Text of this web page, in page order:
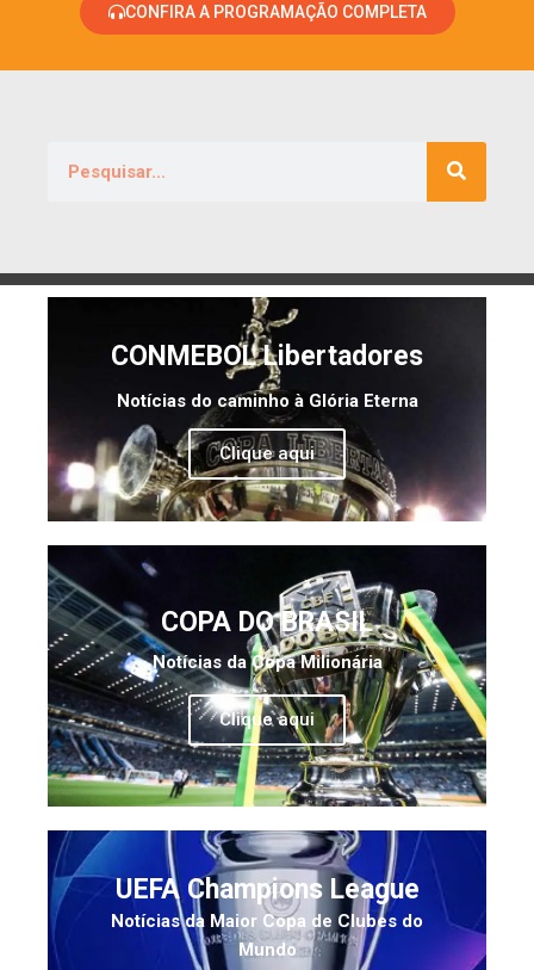
CONFIRA A PROGRAMAÇÃO COMPLETA
CONMEBOL Libertadores
Notícias do caminho à Glória Eterna
Clique aqui
COPA DO BRASIL
Notícias da Copa Milionária
Clique aqui
UEFA Champions League
Notícias da Maior Copa de Clubes do
Mundo